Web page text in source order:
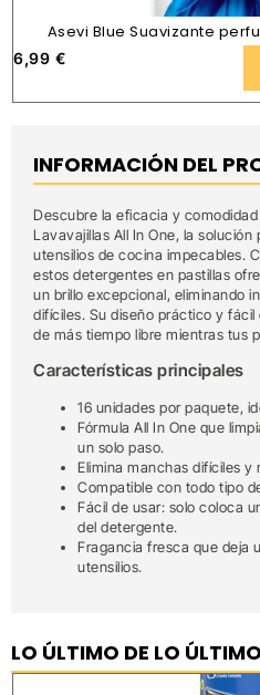
Asevi Blue Suavizante
6,99 €
INFORMACIÓN DEL
Descubre la eficacia y
Lavavajillas All In One, la
utensilios de cocina impecables.
estos detergentes en pastillas
un brillo excepcional, eliminando
difíciles. Su diseño práctico y
de más tiempo libre mientras tus
Características principales
16 unidades por paquete,
Fórmula All In One que
un solo paso.
Elimina manchas difíciles y
Compatible con todo tipo
Fácil de usar: solo coloca
del detergente.
Fragancia fresca que deja
utensilios.
LO ÚLTIMO DE LO ÚLTIMO